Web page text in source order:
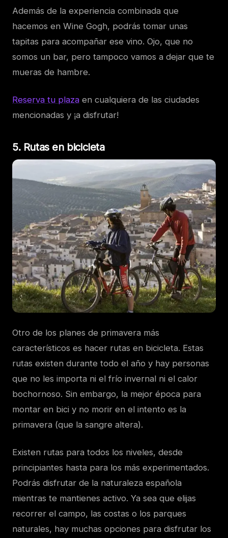
Además de la experiencia combinada que
hacemos en Wine Gogh, podrás tomar unas
tapitas para acompañar ese vino. Ojo, que no
somos un bar, pero tampoco vamos a dejar que te
mueras de hambre.
Reserva tu plaza en cualquiera de las ciudades
mencionadas y ¡a disfrutar!
5. Rutas en bicicleta
Otro de los planes de primavera más
característicos es hacer rutas en bicicleta. Estas
rutas existen durante todo el año y hay personas
que no les importa ni el frío invernal ni el calor
bochornoso. Sin embargo, la mejor época para
montar en bici y no morir en el intento es la
primavera (que la sangre altera).
Existen rutas para todos los niveles, desde
principiantes hasta para los más experimentados.
Podrás disfrutar de la naturaleza española
mientras te mantienes activo. Ya sea que elijas
recorrer el campo, las costas o los parques
naturales, hay muchas opciones para disfrutar los